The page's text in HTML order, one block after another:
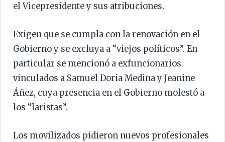
el Vicepresidente y sus atribuciones.
Exigen que se cumpla con la renovación en el
Gobierno y se excluya a “viejos políticos”. En
particular se mencionó a exfuncionarios
vinculados a Samuel Doria Medina y Jeanine
Áñez, cuya presencia en el Gobierno molestó a
los “laristas”.
Los movilizados pidieron nuevos profesionales